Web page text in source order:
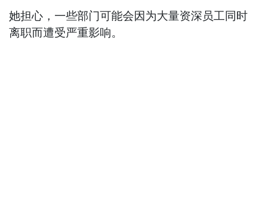
她担心，一些部门可能会因为大量资深员工同时
离职而遭受严重影响。